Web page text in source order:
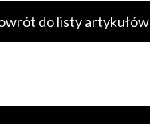
do listy artykułów